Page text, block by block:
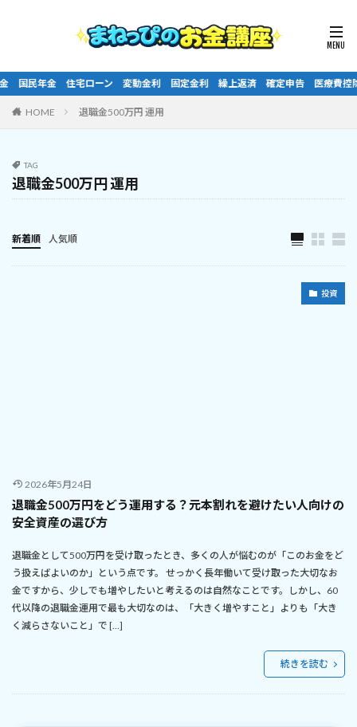
宅ローン 変動金利 固定金利 繰上返済 確定申告 医療費控除 ふるさ
HOME 退職金500万円 運用
TAG
退職金500万円 運用
新着順 人気順
投資
2026年5月24日
退職金500万円をどう運用する？元本割れを避けたい人向けの
安全資産の選び方
退職金として500万円を受け取ったとき、多くの人が悩むのが「このお金をど
う扱えばよいのか」という点です。 せっかく長年働いて受け取った大切なお
金ですから、少しでも増やしたいと考えるのは自然なことです。しかし、60
代以降の退職金運用で最も大切なのは、「大きく増やすこと」よりも「大き
く減らさないこと」で […]
続きを読む